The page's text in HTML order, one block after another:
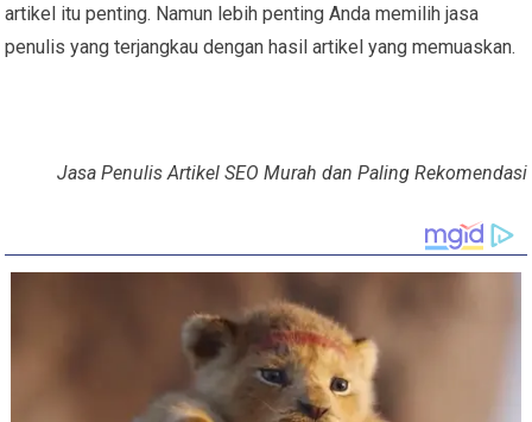
artikel itu penting. Namun lebih penting Anda memilih jasa
penulis yang terjangkau dengan hasil artikel yang memuaskan.
Jasa Penulis Artikel SEO Murah dan Paling Rekomendasi